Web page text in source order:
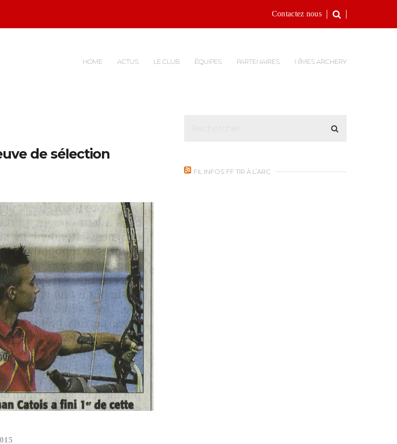
Contactez nous
HOME ACTUS LE CLUB ÉQUIPES PARTENAIRES NÎMES ARCHERY
de sélection
FIL INFOS FF TIR À L’ARC